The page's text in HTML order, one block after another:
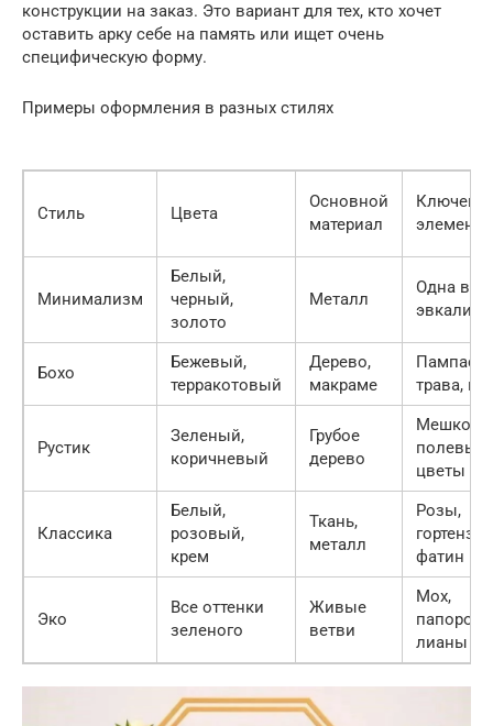
конструкции на заказ. Это вариант для тех, кто хочет
оставить арку себе на память или ищет очень
специфическую форму.
Примеры оформления в разных стилях
Стиль Цвета
Основной
материал
Минимализм
Белый,
черный,
золото
Металл
Одна
Бохо
Бежевый,
терракотовый
Дерево,
макраме
трава,
Рустик
Зеленый,
коричневый
Грубое
дерево
полевые
цветы
Классика
Белый,
розовый,
крем
Ткань,
металл
Розы,
фатин
Эко
Все оттенки
зеленого
Живые
ветви
Мох,
лианы